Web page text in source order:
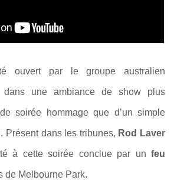
ouvert par le groupe australien
dans une ambiance de show plus
soirée hommage que d’un simple
Présent dans les tribunes, Rod Laver
à cette soirée conclue par un feu
de Melbourne Park.